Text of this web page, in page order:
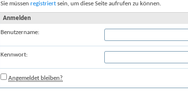
Sie müssen registriert sein, um diese Seite aufrufen zu können.
Anmelden
Benutzername:
Kennwort:
Angemeldet bleiben?